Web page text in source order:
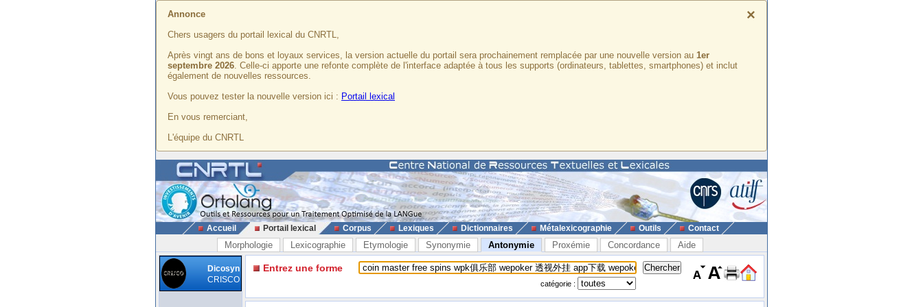
×
Annonce
Chers usagers du portail lexical du CNRTL,
Après vingt ans de bons et loyaux services, la version actuelle du portail sera prochainement remplacée par une nouvelle version au 1er
septembre 2026. Celle-ci apporte une refonte complète de l'interface adaptée à tous les supports (ordinateurs, tablettes, smartphones) et inclut
également de nouvelles ressources.
Vous pouvez tester la nouvelle version ici : Portail lexical
En vous remerciant,
L'équipe du CNRTL
Accueil Portail lexical Corpus Lexiques Dictionnaires Métalexicographie Outils Contact
Morphologie Lexicographie Etymologie Synonymie Antonymie Proxémie Concordance Aide
Dicosyn
CRISCO
Entrez une forme
catégorie :